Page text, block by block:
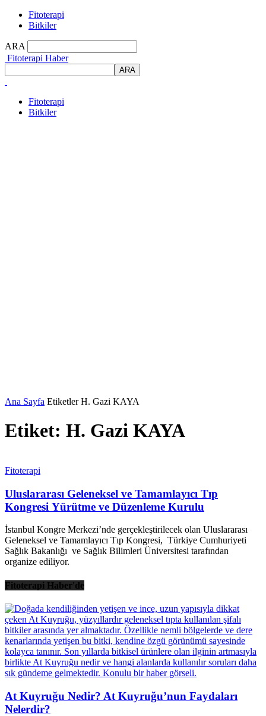
Fitoterapi
Bitkiler
ARA
Fitoterapi Haber
Fitoterapi
Bitkiler
Ana Sayfa Etiketler H. Gazi KAYA
Etiket: H. Gazi KAYA
Fitoterapi
Uluslararası Geleneksel ve Tamamlayıcı Tıp
Kongresi Yürütme ve Düzenleme Kurulu
İstanbul Kongre Merkezi’nde gerçekleştirilecek olan Uluslararası
Geleneksel ve Tamamlayıcı Tıp Kongresi, Türkiye Cumhuriyeti
Sağlık Bakanlığı ve Sağlık Bilimleri Üniversitesi tarafından
organize ediliyor.
Fitoterapi Haber'de
At Kuyruğu Nedir? At Kuyruğu’nun Faydaları
Nelerdir?